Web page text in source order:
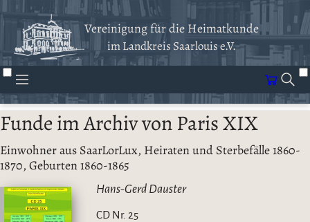
Vereinigung für die Heimatkunde
im Landkreis Saarlouis e.V.
Funde im Archiv von Paris XIX
Einwohner aus SaarLorLux, Heiraten und Sterbefälle 1860-
1870, Geburten 1860-1865
Hans-Gerd Dauster
CD Nr. 25